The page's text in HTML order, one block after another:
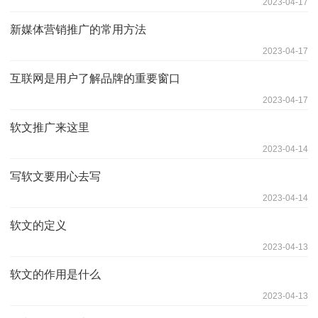
2023-04-17
新媒体营销推广的常用方法
2023-04-17
互联网是用户了解品牌的重要窗口
2023-04-17
软文推广来这里
2023-04-14
写软文要用心去写
2023-04-14
软文的定义
2023-04-13
软文的作用是什么
2023-04-13